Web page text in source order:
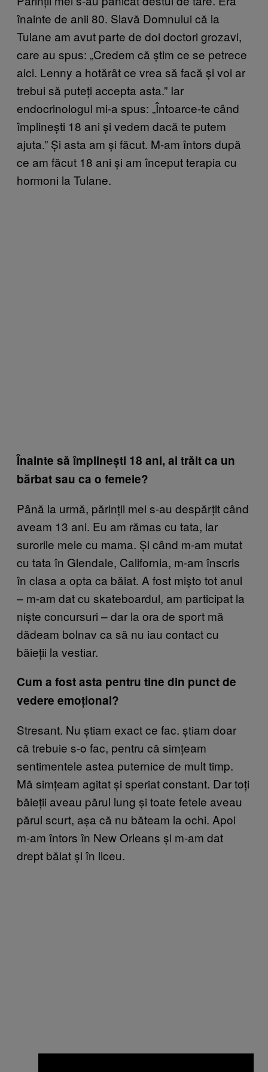
înainte de anii 80. Slavă Domnului că la
Tulane am avut parte de doi doctori grozavi,
care au spus: „Credem că știm ce se petrece
aici. Lenny a hotărât ce vrea să facă și voi ar
trebui să puteți accepta asta.” Iar
endocrinologul mi-a spus: „Întoarce-te când
împlinești 18 ani și vedem dacă te putem
ajuta.” Și asta am și făcut. M-am întors după
ce am făcut 18 ani și am început terapia cu
hormoni la Tulane.
Înainte să împlinești 18 ani, ai trăit ca un
bărbat sau ca o femeie?
Până la urmă, părinții mei s-au despărțit când
aveam 13 ani. Eu am rămas cu tata, iar
surorile mele cu mama. Și când m-am mutat
cu tata în Glendale, California, m-am înscris
în clasa a opta ca băiat. A fost mișto tot anul
– m-am dat cu skateboardul, am participat la
niște concursuri – dar la ora de sport mă
dădeam bolnav ca să nu iau contact cu
băieții la vestiar.
Cum a fost asta pentru tine din punct de
vedere emoțional?
Stresant. Nu știam exact ce fac. știam doar
că trebuie s-o fac, pentru că simțeam
sentimentele astea puternice de mult timp.
Mă simțeam agitat și speriat constant. Dar toți
băieții aveau părul lung și toate fetele aveau
părul scurt, așa că nu băteam la ochi. Apoi
m-am întors în New Orleans și m-am dat
drept băiat și în liceu.